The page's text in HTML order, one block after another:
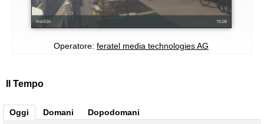
Operatore: feratel media technologies AG
Il Tempo
Oggi Domani Dopodomani